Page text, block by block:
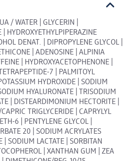
/ WATER | GLYCERIN |
HYDROXYETHYLPIPERAZINE
DENAT. | DIPROPYLENE GLYCOL |
| ADENOSINE | ALPINIA
| HYDROXYACETOPHENONE |
7 | PALMITOYL
HYDROXIDE | SODIUM
HYALURONATE | TRISODIUM
| DISTEARDIMONIUM HECTORITE |
TRIGLYCERIDE | CAPRYLYL
6 | PENTYLENE GLYCOL |
20 | SODIUM ACRYLATES
| SODIUM LACTATE | SORBITAN
| XANTHAN GUM | ZEA